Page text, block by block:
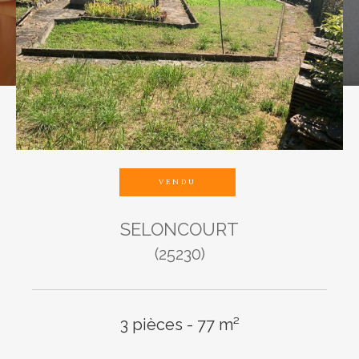
VENDU
SELONCOURT
(25230)
3 pièces - 77 m²
Budget
Pièces
3